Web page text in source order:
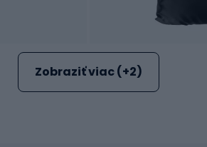
Zobraziť viac (+2)